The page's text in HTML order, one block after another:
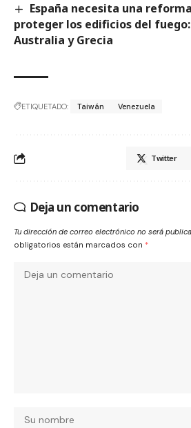
España necesita una
proteger los edificios del fuego:
Australia y Grecia
ETIQUETADO: Taiwán Venezuela
Twitter
Deja un comentario
Tu dirección de correo electrónico no será
obligatorios están marcados con *